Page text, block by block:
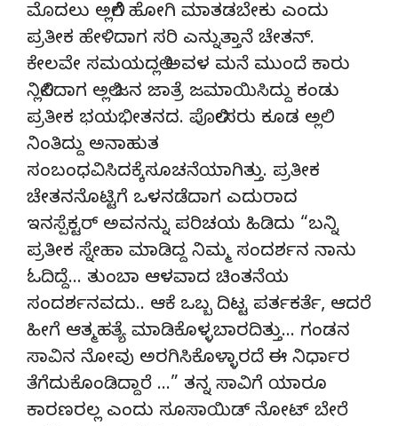
ಮೊದಲು ಅಲ್ಲಿಗೆ ಹೋಗಿ ಮಾತಡಬೇಕು ಎಂದು
ಪ್ರತೀಕ ಹೇಳಿದಾಗ ಸರಿ ಎನ್ನುತ್ತಾನೆ ಚೇತನ್.
ಕೇಲವೇ ಸಮಯದಲ್ಲಿ ಅವಳ ಮನೆ ಮುಂದೆ ಕಾರು
ನಿಲ್ಲಿಸಿದಾಗ ಅಲ್ಲಿ ಜನ ಜಾತ್ರೆ ಜಮಾಯಿಸಿದ್ದು ಕಂಡು
ಪ್ರತೀಕ ಭಯಭೀತನದ. ಪೊಲೀಸರು ಕೂಡ ಅಲ್ಲಿ
ನಿಂತಿದ್ದು ಅನಾಹುತ
ಸಂಬಂಧವಿಸಿದಕ್ಕೆಸೂಚನೆಯಾಗಿತ್ತು. ಪ್ರತೀಕ
ಚೇತನನೊಟ್ಟಿಗೆ ಒಳನಡೆದಾಗ ಎದುರಾದ
ಇನಸ್ಪೆಕ್ಟರ್ ಅವನನ್ನು ಪರಿಚಯ ಹಿಡಿದು “ಬನ್ನಿ
ಪ್ರತೀಕ ಸ್ನೇಹಾ ಮಾಡಿದ್ದ ನಿಮ್ಮ ಸಂದರ್ಶನ ನಾನು
ಓದಿದ್ದೆ… ತುಂಬಾ ಆಳವಾದ ಚಿಂತನೆಯ
ಸಂದರ್ಶನವದು.. ಆಕೆ ಒಬ್ಬ ದಿಟ್ಟ ಪರ್ತಕರ್ತೆ, ಆದರೆ
ಹೀಗೆ ಆತ್ಮಹತ್ಯೆ ಮಾಡಿಕೊಳ್ಳಬಾರದಿತ್ತು… ಗಂಡನ
ಸಾವಿನ ನೋವು ಅರಗಿಸಿಕೊಳ್ಳಾರದೆ ಈ ನಿರ್ಧಾರ
ತೆಗೆದುಕೊಂಡಿದ್ದಾರೆ …” ತನ್ನ ಸಾವಿಗೆ ಯಾರೂ
ಕಾರಣರಲ್ಲ ಎಂದು ಸೂಸಾಯಿಡ್ ನೋಟ್ ಬೇರೆ